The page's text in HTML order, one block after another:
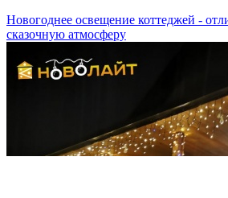
Новогоднее освещение коттеджей -
сказочную атмосферу